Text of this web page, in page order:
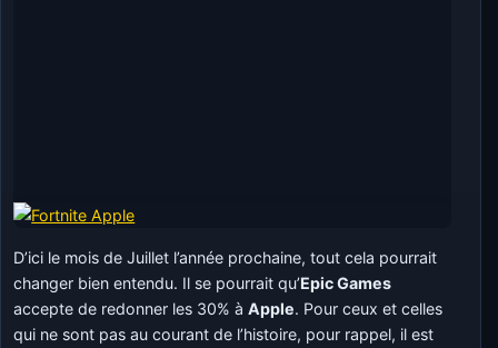
D’ici le mois de Juillet l’année prochaine, tout cela pourrait
changer bien entendu. Il se pourrait qu’Epic Games
accepte de redonner les 30% àApple. Pour ceux et celles
qui ne sont pas au courant de l’histoire, pour rappel, il est